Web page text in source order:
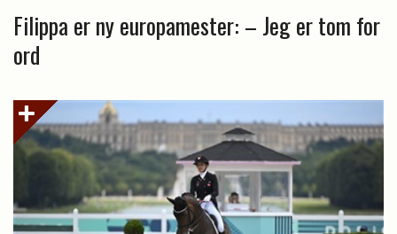
Filippa er ny europamester: – Jeg er tom for
ord